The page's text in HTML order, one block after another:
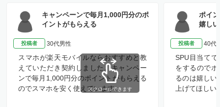
キャンペーンで毎月1,000円分のポ
イントがもらえる
投稿者 30代男性
スマホが楽天モバイルならおすすめと教
えていただき契約しました。キャンペー
ンで毎月1,000円分のポイントがもらえる
のでスマホを安く使えています。
ポイ
嬉しい
投稿者 40代
SPU目当て
をするので
るのは嬉しい
上げてほしい
スクロールできます